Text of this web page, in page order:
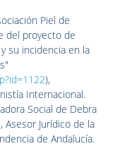
Piel de
del proyecto de
su incidencia en la
),
Internacional.
Social de Debra
Asesor Jurídico de la
de Andalucía.